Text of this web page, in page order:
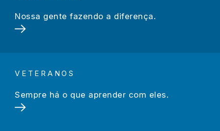
Nossa gente fazendo a diferença.
VETERANOS
Sempre há o que aprender com eles.